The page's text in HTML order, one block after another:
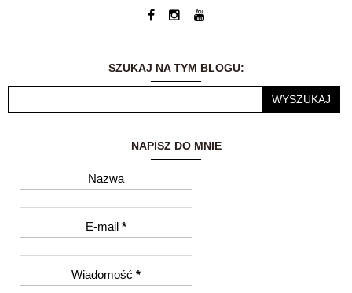
blog jest moją wielką
pasją. Możliwość
przemyśleniami z
innymi ludźmi to dla
mnie ogromne
SZUKAJ NA TYM BLOGU:
NAPISZ DO MNIE
Nazwa
E-mail *
Wiadomość *